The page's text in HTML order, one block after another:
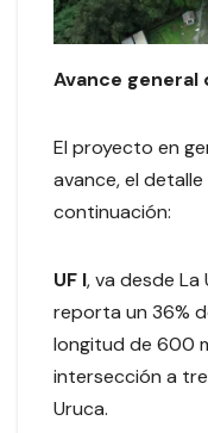
Avance general
El proyecto en
avance, el
continuación:
UF I, va desde La
reporta un 36%
longitud de 600
intersección a
Uruca.